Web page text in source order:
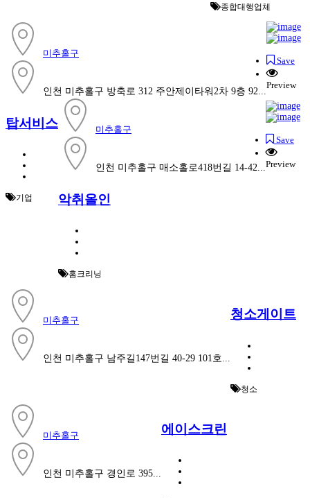
종합대행업체
미추홀구
인천 미추홀구 방축로 312 주안제이타워2차 9층 92...
탑서비스
기업
미추홀구
인천 미추홀구 매소홀로418번길 14-42...
악취올인
홈크리닝
미추홀구
인천 미추홀구 남주길147번길 40-29 101호...
Save
Preview
청소게이트
청소
미추홀구
인천 미추홀구 경인로 395...
Save
Preview
에이스크린